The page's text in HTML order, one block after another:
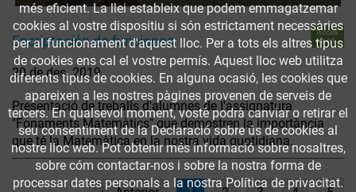
Encriptación de funciones
Accés
obert
20 de des. 2019
Presentació de treballs d'alumnes de l'assignatura
"Fonaments Matemàtics" que demostren la importància
que té la Matemàtica en la nostra vida quotidiana.
més eficient. La llei estableix que podem emmagatzemar
cookies al vostre dispositiu si són estrictament necessàries
per al funcionament d'aquest lloc. Per a tots els altres tipus
de cookies ens cal el vostre permís. Aquest lloc web utilitza
diferents tipus de cookies. En alguna ocasió, les cookies que
apareixen a les nostres pàgines provenen de serveis de
tercers. En qualsevol moment, vostè podrà canviar o retirar el
seu consentiment de la Declaració sobre ús de cookies al
nostre lloc web. Pot obtenir més informació sobre nosaltres,
sobre cóm contactar-nos i sobre la nostra forma de
processar dates personals a la nostra Política de privacitat.